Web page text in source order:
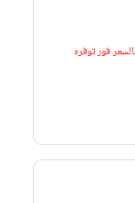
فور توفره